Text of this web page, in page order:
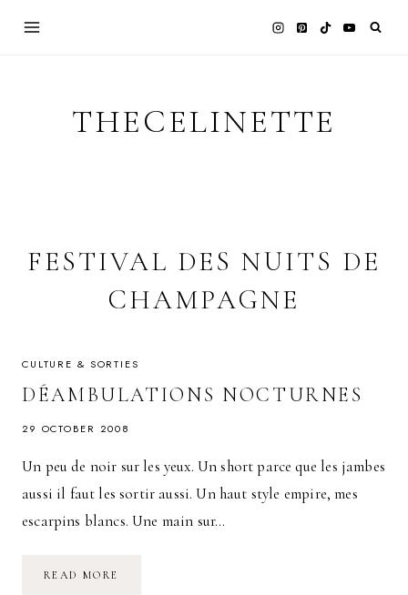
THECELINETTE
FESTIVAL DES NUITS DE
CHAMPAGNE
CULTURE & SORTIES
DÉAMBULATIONS NOCTURNES
29 OCTOBER 2008
Un peu de noir sur les yeux. Un short parce que les jambes
aussi il faut les sortir aussi. Un haut style empire, mes
escarpins blancs. Une main sur…
READ MORE